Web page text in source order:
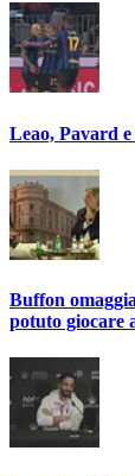
Leao, Pavard e
Buffon
potuto giocare